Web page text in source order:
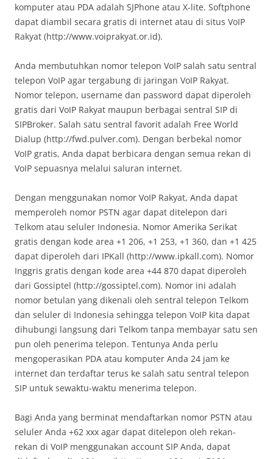
komputer atau PDA adalah SJPhone atau X-lite. Softphone
dapat diambil secara gratis di internet atau di situs VoIP
Rakyat (http://www.voiprakyat.or.id).
Anda membutuhkan nomor telepon VoIP salah satu sentral
telepon VoIP agar tergabung di jaringan VoIP Rakyat.
Nomor telepon, username dan password dapat diperoleh
gratis dari VoIP Rakyat maupun berbagai sentral SIP di
SIPBroker. Salah satu sentral favorit adalah Free World
Dialup (http://fwd.pulver.com). Dengan berbekal nomor
VoIP gratis, Anda dapat berbicara dengan semua rekan di
VoIP sepuasnya melalui saluran internet.
Dengan menggunakan nomor VoIP Rakyat, Anda dapat
memperoleh nomor PSTN agar dapat ditelepon dari
Telkom atau seluler Indonesia. Nomor Amerika Serikat
gratis dengan kode area +1 206, +1 253, +1 360, dan +1 425
dapat diperoleh dari IPKall (http://www.ipkall.com). Nomor
Inggris gratis dengan kode area +44 870 dapat diperoleh
dari Gossiptel (http://gossiptel.com). Nomor ini adalah
nomor betulan yang dikenali oleh sentral telepon Telkom
dan seluler di Indonesia sehingga telepon VoIP kita dapat
dihubungi langsung dari Telkom tanpa membayar satu sen
pun oleh penerima telepon. Tentunya Anda perlu
mengoperasikan PDA atau komputer Anda 24 jam ke
internet dan terdaftar terus ke salah satu sentral telepon
SIP untuk sewaktu-waktu menerima telepon.
Bagi Anda yang berminat mendaftarkan nomor PSTN atau
seluler Anda +62 xxx agar dapat ditelepon oleh rekan-
rekan di VoIP menggunakan account SIP Anda, dapat